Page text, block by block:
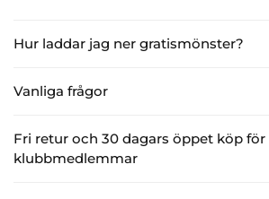
Hur laddar jag ner gratismönster?
Vanliga frågor
Fri retur och 30 dagars öppet köp för
klubbmedlemmar